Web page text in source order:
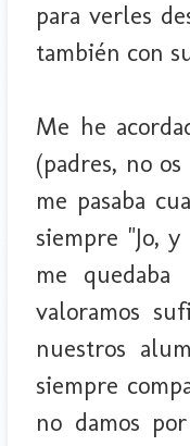
para verles
también con
Me he
(padres, no
me pasaba
siempre "Jo,
me
valoramos
nuestros
siempre
no damos